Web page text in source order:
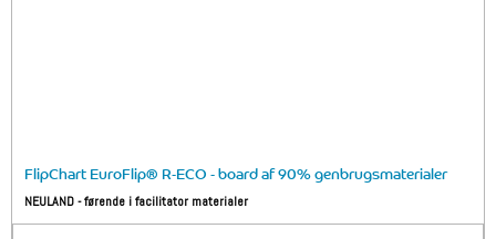
FlipChart EuroFlip® R-ECO - board af 90% genbrugsmaterialer
NEULAND - førende i facilitator materialer